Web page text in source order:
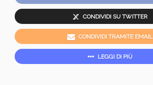
CONDIVIDI SU TWITTER
CONDIVIDI TRAMITE EMAIL
LEGGI DI PIÙ